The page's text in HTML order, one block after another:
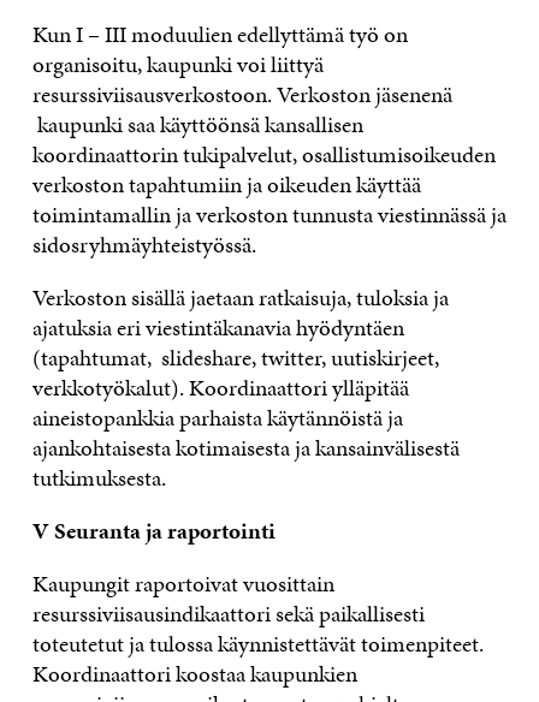
Kun I – III moduulien edellyttämä työ on
organisoitu, kaupunki voi liittyä
resurssiviisausverkostoon. Verkoston jäsenenä
kaupunki saa käyttöönsä kansallisen
koordinaattorin tukipalvelut, osallistumisoikeuden
verkoston tapahtumiin ja oikeuden käyttää
toimintamallin ja verkoston tunnusta viestinnässä ja
sidosryhmäyhteistyössä.
Verkoston sisällä jaetaan ratkaisuja, tuloksia ja
ajatuksia eri viestintäkanavia hyödyntäen
(tapahtumat, slideshare, twitter, uutiskirjeet,
verkkotyökalut). Koordinaattori ylläpitää
aineistopankkia parhaista käytännöistä ja
ajankohtaisesta kotimaisesta ja kansainvälisestä
tutkimuksesta.
V Seuranta ja raportointi
Kaupungit raportoivat vuosittain
resurssiviisausindikaattori sekä paikallisesti
toteutetut ja tulossa käynnistettävät toimenpiteet.
Koordinaattori koostaa kaupunkien